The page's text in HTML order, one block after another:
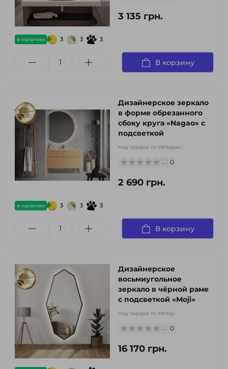
в наличии 3 3 3
3 135 грн.
В корзину
в наличии 3 3 3
Дизайнерское зеркало
в форме обрезанного
сбоку круга «Nagao» с
подсветкой
Код товара: m-r#Nagao
0
2 690 грн.
В корзину
Дизайнерское
восьмиугольное
зеркало в чёрной раме
с подсветкой «Moji»
Код товара: m-r#Moji
0
16 170 грн.